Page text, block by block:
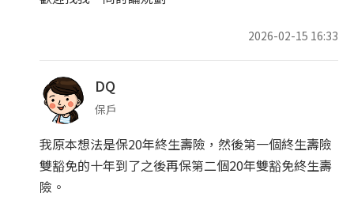
2026-02-15 16:33
DQ
保戶
我原本想法是保20年終生壽險，然後第一個終生壽險
雙豁免的十年到了之後再保第二個20年雙豁免終生壽
險。